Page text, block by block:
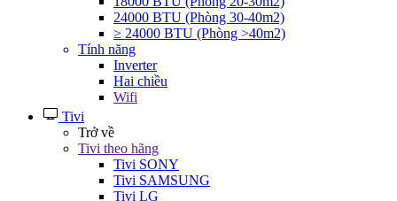
24000 BTU (Phòng 30-40m2)
≥ 24000 BTU (Phòng >40m2)
Tính năng
Inverter
Hai chiều
Wifi
Tivi
Trở về
Tivi theo hãng
Tivi SONY
Tivi SAMSUNG
Tivi LG